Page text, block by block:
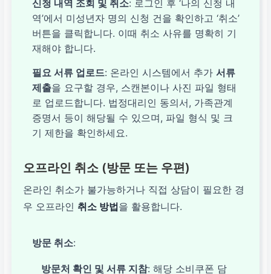
신청 내역 조회 및 취소: 로그인 후 ‘나의 신청 내
역’에서 미성년자 명의 신청 건을 확인하고 ‘취소’
버튼을 클릭합니다. 이때 취소 사유를 명확히 기
재해야 합니다.
필요 서류 업로드: 온라인 시스템에서 추가서류
제출을 요구할 경우, 스캔본이나 사진 파일 형태
로 업로드합니다. 법정대리인 동의서, 가족관계
증명서 등이 해당될 수 있으며, 파일 형식 및 크
기 제한을 확인하세요.
오프라인 취소 (방문 또는 우편)
온라인 취소가 불가능하거나 직접 상담이 필요한 경
우 오프라인 취소 방법을 활용합니다.
방문 취소:
방문처 확인 및 서류 지참: 해당 소비쿠폰 담